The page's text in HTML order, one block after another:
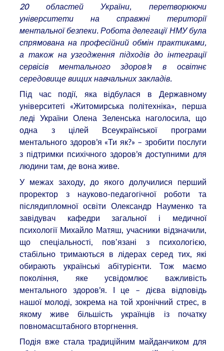
20 областей України, перетворюючи
університети на справжні території
ментальної безпеки. Робота делегації НМУ була
спрямована на професійний обмін практиками,
а також на узгодження підходів до інтеграції
сервісів ментального здоров’я в освітнє
середовище вищих навчальних закладів.
Під час події, яка відбулася в Державному
університеті «Житомирська політехніка», перша
леді України Олена Зеленська наголосила, що
одна з цілей Всеукраїнської програми
ментального здоров’я «Ти як?» – зробити послуги
з підтримки психічного здоров’я доступними для
людини там, де вона живе.
У межах заходу, до якого долучилися перший
проректор з науково-педагогічної роботи та
післядипломної освіти Олександр Науменко та
завідувач кафедри загальної і медичної
психології Михайло Матяш, учасники відзначили,
що спеціальності, повʼязані з психологією,
стабільно тримаються в лідерах серед тих, які
обирають українські абітурієнти. Тож маємо
покоління, яке усвідомлює важливість
ментального здоров’я. І це – дієва відповідь
нашої молоді, зокрема на той хронічний стрес, в
якому живе більшість українців із початку
повномасштабного вторгнення.
Подія вже стала традиційним майданчиком для